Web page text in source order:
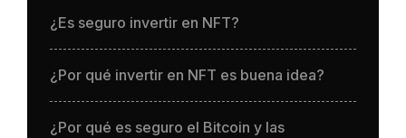
¿Es seguro invertir en NFT?
¿Por qué invertir en NFT es buena idea?
¿Por qué es seguro el Bitcoin y las